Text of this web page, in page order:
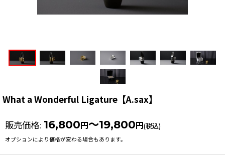
What a Wonderful Ligature【A.sax】
販売価格: 16,800円～19,800円(税込)
オプションにより価格が変わる場合もあります。